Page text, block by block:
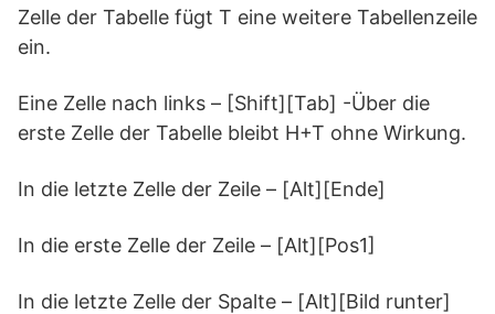
Zelle der Tabelle fügt T eine weitere Tabellenzeile
ein.
Eine Zelle nach links – [Shift][Tab] -Über die
erste Zelle der Tabelle bleibt H+T ohne Wirkung.
In die letzte Zelle der Zeile – [Alt][Ende]
In die erste Zelle der Zeile – [Alt][Pos1]
In die letzte Zelle der Spalte – [Alt][Bild runter]